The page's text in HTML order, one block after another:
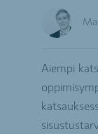
Aiempi